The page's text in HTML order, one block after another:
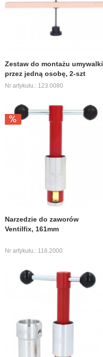
Zestaw do montażu umywalki
przez jedną osobę, 2-szt
Nr artykułu.: 123.0080
Narzedzie do zaworów
Ventilfix, 161mm
Nr artykułu.: 116.2000